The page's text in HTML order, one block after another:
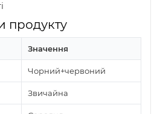
продукту
Значення
Чорний+червоний
Звичайна